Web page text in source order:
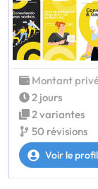
Montant
2 jours
2 variantes
50 révisions
Voir le profil